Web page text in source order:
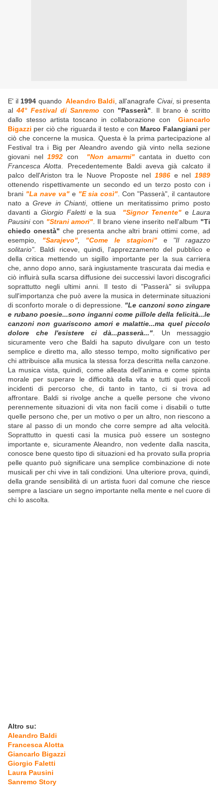
E' il 1994 quando Aleandro Baldi , all'anagrafe Civai, si presenta
al44° Festival di Sanremo con "Passerà" . Il brano è scritto
dallo stesso artista toscano in collaborazione con
Giancarlo
Bigazzi per ciò che riguarda il testo e con Marco Falangiani per
ciò che concerne la musica. Questa è la prima partecipazione al
Festival tra i Big per Aleandro avendo già vinto nella sezione
giovani nel 1992 con "Non amarmi" cantata in duetto con
Francesca Alotta . Precedentemente Baldi aveva già calcato il
palco dell'Ariston tra le Nuove Proposte nel 1986e nel1989
ottenendo rispettivamente un secondo ed un terzo posto con i
brani "La nave va"e "E sia così" . Con "Passerà", il cantautore
nato aGreve in Chianti, ottiene un meritatissimo primo posto
davanti a Giorgio Falettie la sua "Signor Tenente" eLaura
Pausinicon "Strani amori" . Il brano viene inserito nell'album "Ti
chiedo onestà" che presenta anche altri brani ottimi come, ad
esempio, "Sarajevo", "Come le stagioni"e "Il ragazzo
solitario". Baldi riceve, quindi, l'apprezzamento del pubblico e
della critica mettendo un sigillo importante per la sua carriera
che, anno dopo anno, sarà ingiustamente trascurata dai media e
ciò influirà sulla scarsa diffusione dei successivi lavori discografici
soprattutto negli ultimi anni. Il testo di "Passerà" si sviluppa
sull'importanza che può avere la musica in determinate situazioni
di sconforto morale o di depressione. "Le canzoni sono zingare
e rubano poesie...sono inganni come pillole della felicità...le
canzoni non guariscono amori e malattie...ma quel piccolo
dolore che l'esistere ci dà...passerà..." . Un messaggio
sicuramente vero che Baldi ha saputo divulgare con un testo
semplice e diretto ma, allo stesso tempo, molto significativo per
chi attribuisce alla musica la stessa forza descritta nella canzone.
La musica vista, quindi, come alleata dell'anima e come spinta
morale per superare le difficoltà della vita e tutti quei piccoli
incidenti di percorso che, di tanto in tanto, ci si trova ad
affrontare. Baldi si rivolge anche a quelle persone che vivono
perennemente situazioni di vita non facili come i disabili o tutte
quelle persono che, per un motivo o per un altro, non riescono a
stare al passo di un mondo che corre sempre ad alta velocità.
Soprattutto in questi casi la musica può essere un sostegno
importante e, sicuramente Aleandro, non vedente dalla nascita,
conosce bene questo tipo di situazioni ed ha provato sulla propria
pelle quanto può significare una semplice combinazione di note
musicali per chi vive in tali condizioni. Una ulteriore prova, quindi,
della grande sensibilità di un artista fuori dal comune che riesce
sempre a lasciare un segno importante nella mente e nel cuore di
chi lo ascolta.
Altro su:
Aleandro Baldi
Francesca Alotta
Giancarlo Bigazzi
Giorgio Faletti
Laura Pausini
Sanremo Story